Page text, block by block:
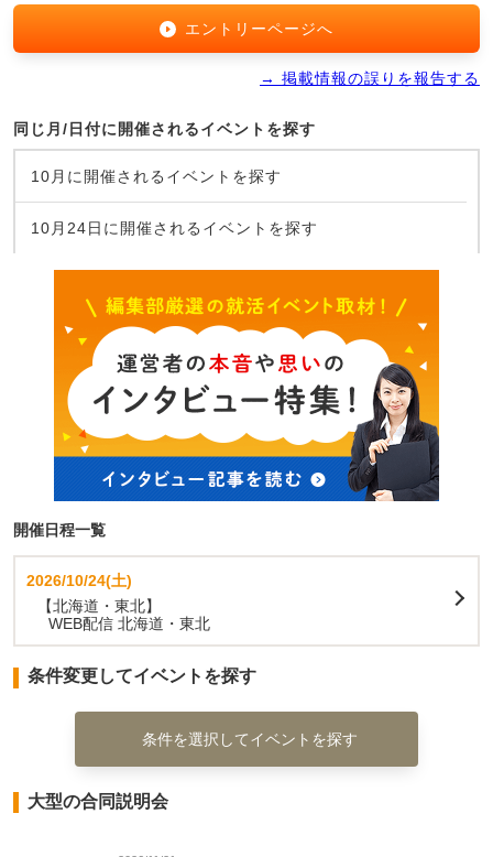
エントリーページへ
→ 掲載情報の誤りを報告する
同じ月/日付に開催されるイベントを探す
10月に開催されるイベントを探す
10月24日に開催されるイベントを探す
開催日程一覧
2026/10/24(土)
【北海道・東北】
WEB配信 北海道・東北
条件変更してイベントを探す
条件を選択してイベントを探す
大型の合同説明会